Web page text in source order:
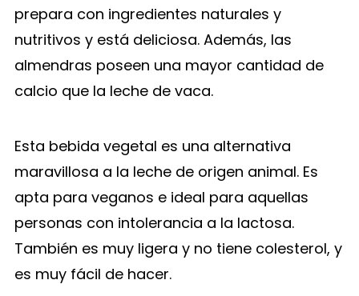
prepara con ingredientes naturales y
nutritivos y está deliciosa. Además, las
almendras poseen una mayor cantidad de
calcio que la leche de vaca.
Esta bebida vegetal es una alternativa
maravillosa a la leche de origen animal. Es
apta para veganos e ideal para aquellas
personas con intolerancia a la lactosa.
También es muy ligera y no tiene colesterol, y
es muy fácil de hacer.